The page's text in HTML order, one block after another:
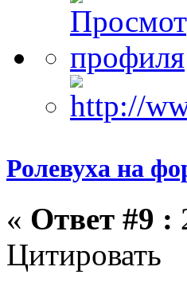
Ролевуха на
« Ответ #9 :
Цитировать